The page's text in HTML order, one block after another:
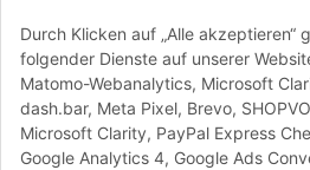
Durch Klicken auf „Alle akzeptieren“
folgender Dienste auf unserer
Matomo-Webanalytics, Microsoft
dash.bar, Meta Pixel, Brevo,
Microsoft Clarity, PayPal Express
Google Analytics 4, Google Ads
Allergenhinweis
Enthält:Gluten
Kann Spuren enthalten